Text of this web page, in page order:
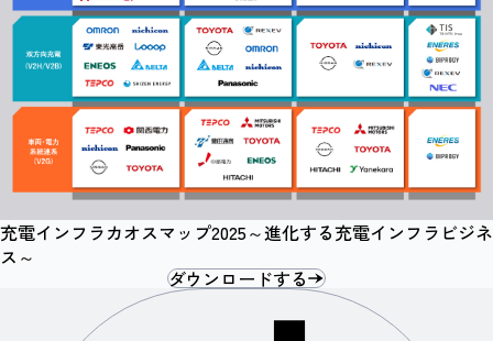
充電インフラカオスマップ2025～進化する充電インフラビジネ
ス～
ダウンロードする